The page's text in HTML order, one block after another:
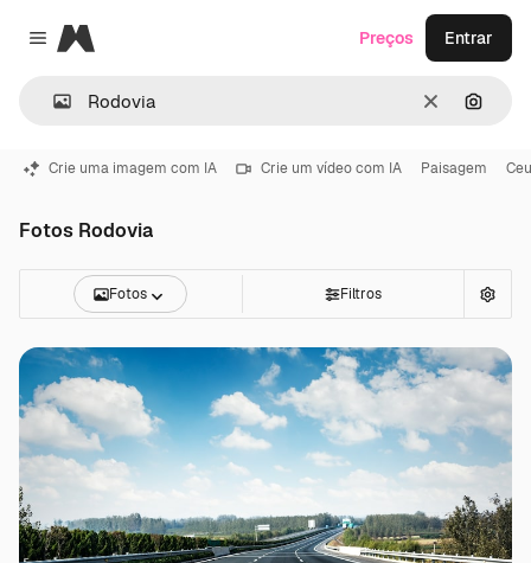
Close menu
Magnific
Limpar
Preços Entrar
Crie uma imagem com IA Crie um vídeo com IA Paisagem Ceu
Fotos Rodovia
Fotos Filtros